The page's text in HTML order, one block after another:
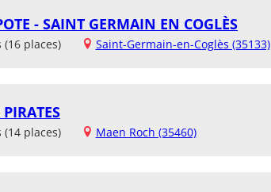
- SAINT GERMAIN EN COGLÈS
places) Saint-Germain-en-Coglès (35133)
places) Maen Roch (35460)